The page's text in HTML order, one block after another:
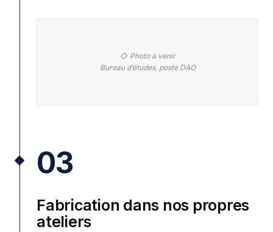
◇ Photo à venir
Bureau d’études, poste DAO
03
Fabrication dans nos propres
ateliers